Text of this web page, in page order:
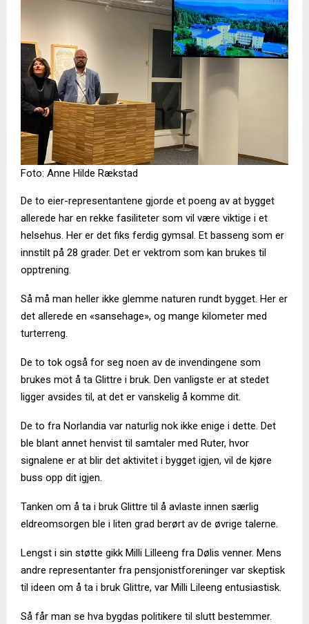
Foto: Anne Hilde Rækstad
De to eier-representantene gjorde et poeng av at bygget
allerede har en rekke fasiliteter som vil være viktige i et
helsehus. Her er det fiks ferdig gymsal. Et basseng som er
innstilt på 28 grader. Det er vektrom som kan brukes til
opptrening.
Så må man heller ikke glemme naturen rundt bygget. Her er
det allerede en «sansehage», og mange kilometer med
turterreng.
De to tok også for seg noen av de invendingene som
brukes mot å ta Glittre i bruk. Den vanligste er at stedet
ligger avsides til, at det er vanskelig å komme dit.
De to fra Norlandia var naturlig nok ikke enige i dette. Det
ble blant annet henvist til samtaler med Ruter, hvor
signalene er at blir det aktivitet i bygget igjen, vil de kjøre
buss opp dit igjen.
Tanken om å ta i bruk Glittre til å avlaste innen særlig
eldreomsorgen ble i liten grad berørt av de øvrige talerne.
Lengst i sin støtte gikk Milli Lilleeng fra Dølis venner. Mens
andre representanter fra pensjonistforeninger var skeptisk
til ideen om å ta i bruk Glittre, var Milli Lileeng entusiastisk.
Så får man se hva bygdas politikere til slutt bestemmer.